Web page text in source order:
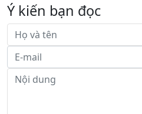
Ý kiến bạn đọc